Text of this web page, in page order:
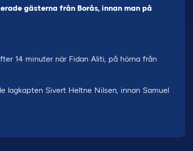
gästerna från Borås, innan man på
14 minuter när Fidan Aliti, på hörna från
lagkapten Sivert Heltne Nilsen, innan Samuel